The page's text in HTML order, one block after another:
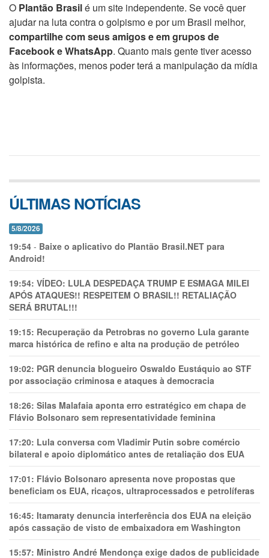
O Plantão Brasilé um site independente. Se você quer
ajudar na luta contra o golpismo e por um Brasil melhor,
compartilhe com seus amigos e em grupos de
Facebook e WhatsApp. Quanto mais gente tiver acesso
às informações, menos poder terá a manipulação da mídia
golpista.
ÚLTIMAS NOTÍCIAS
5/8/2026
19:54 - Baixe o aplicativo do Plantão Brasil.NET para
Android!
19:54: VÍDEO: LULA DESPEDAÇA TRUMP E ESMAGA MILEI
APÓS ATAQUES!! RESPEITEM O BRASIL!! RETALIAÇÃO
SERÁ BRUTAL!!!
19:15: Recuperação da Petrobras no governo Lula garante
marca histórica de refino e alta na produção de petróleo
19:02: PGR denuncia blogueiro Oswaldo Eustáquio ao STF
por associação criminosa e ataques à democracia
18:26: Silas Malafaia aponta erro estratégico em chapa de
Flávio Bolsonaro sem representatividade feminina
17:20: Lula conversa com Vladimir Putin sobre comércio
bilateral e apoio diplomático antes de retaliação dos EUA
17:01: Flávio Bolsonaro apresenta nove propostas que
beneficiam os EUA, ricaços, ultraprocessados e petrolíferas
16:45: Itamaraty denuncia interferência dos EUA na eleição
após cassação de visto de embaixadora em Washington
15:57: Ministro André Mendonça exige dados de publicidade